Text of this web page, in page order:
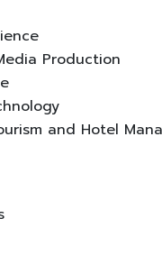
Production
and Hotel